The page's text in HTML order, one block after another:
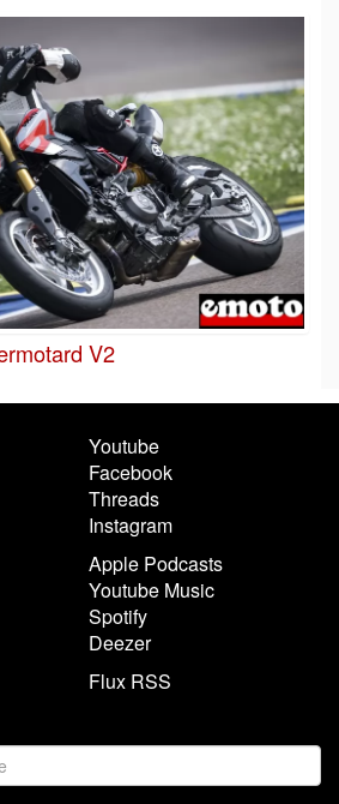
V2
Youtube
Facebook
Threads
Instagram
Apple Podcasts
Youtube Music
Spotify
Deezer
Flux RSS